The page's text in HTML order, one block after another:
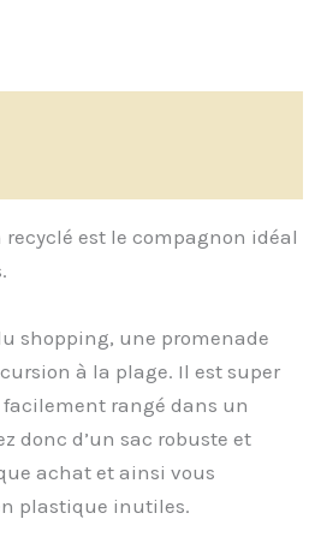
recyclé est le compagnon idéal
shopping, une promenade
à la plage. Il est super
rangé dans un
donc d’un sac robuste et
achat et ainsi vous
plastique inutiles.